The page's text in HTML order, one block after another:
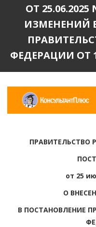
ОТ
ИЗМЕНЕНИЙ
ФЕДЕРАЦИИ ОТ
ПРАВИТЕЛЬСТВО
от 25
О
В ПОСТАНОВЛЕНИЕ